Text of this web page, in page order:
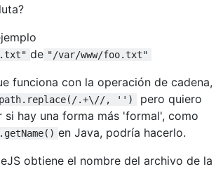
de "/var/www/foo.txt"
funciona con la operación de cadena,
.+\//, '')
pero quiero
si hay una forma más 'formal', como
en Java, podría hacerlo.
obtiene el nombre del archivo de la